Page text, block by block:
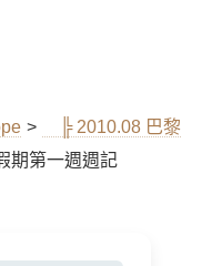
>
╠ 2010.08 巴黎
期第一週週記